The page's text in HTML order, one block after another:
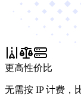
更高性价比
无需按 IP 计费，